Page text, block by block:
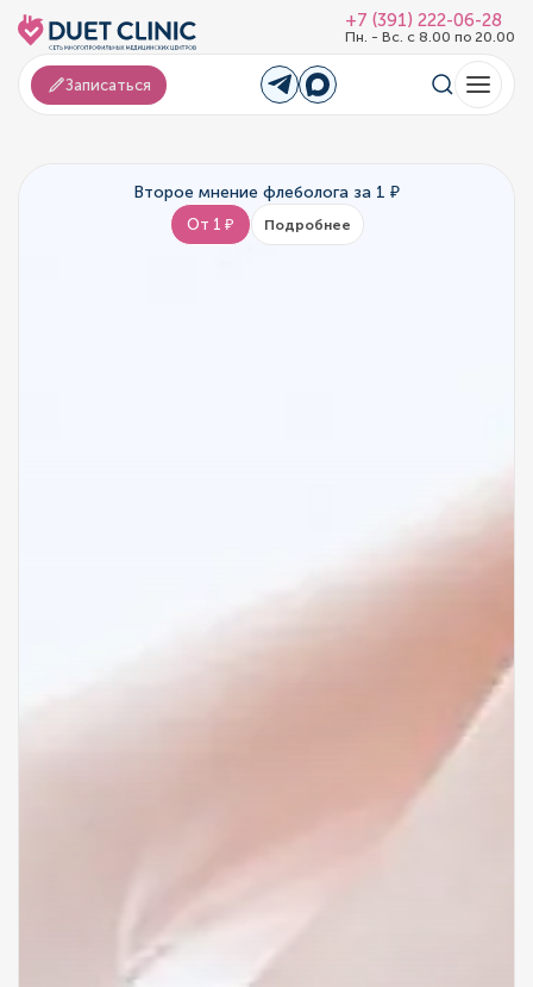
+7 (391) 222-06-28
Пн. - Вс. с 8.00 по 20.00
Записаться
Второе мнение флеболога за 1 ₽
От 1 ₽ Подробнее